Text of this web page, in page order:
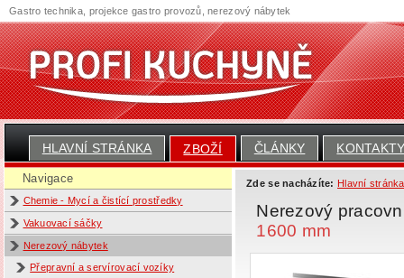
HLAVNÍ STRÁNKA ZBOŽÍ ČLÁNKY
Navigace
Chemie - Mycí a čistící prostředky
Vakuovací sáčky
Nerezový nábytek
Přepravní a servírovací vozíky
Zde se nacházíte: Hlavní stránka
Nerezový
1600 mm
Gastro technika, projekce gastro provozů, nerezový nábytek